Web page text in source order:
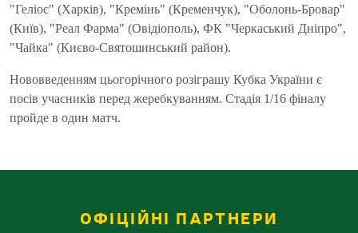
"Геліос" (Харків), "Кремінь" (Кременчук), "Оболонь-Бровар"
(Київ), "Реал Фарма" (Овідіополь), ФК "Черкаський Дніпро",
"Чайка" (Києво-Святошинський район).
Нововведенням цьогорічного розіграшу Кубка України є
посів учасників перед жеребкуванням. Стадія 1/16 фіналу
пройде в один матч.
ОФІЦІЙНІ ПАРТНЕРИ